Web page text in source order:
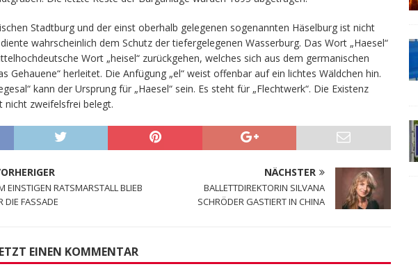
Stadtburg und der einst oberhalb gelegenen sogenannten Häselburg ist nicht
wahrscheinlich dem Schutz der tiefergelegenen Wasserburg. Das Wort „Haesel“
Wort „heisel“ zurückgehen, welches sich aus dem germanischen
Gehauene“ herleitet. Die Anfügung „el“ weist offenbar auf ein lichtes Wäldchen hin.
kann der Ursprung für „Haesel“ sein. Es steht für „Flechtwerk“. Die Existenz
nicht zweifelsfrei belegt.
EINSTIGEN RATSMARSTALL BLIEB
DIE FASSADE
NÄCHSTER
BALLETTDIREKTORIN SILVANA
SCHRÖDER GASTIERT IN CHINA
EINEN KOMMENTAR